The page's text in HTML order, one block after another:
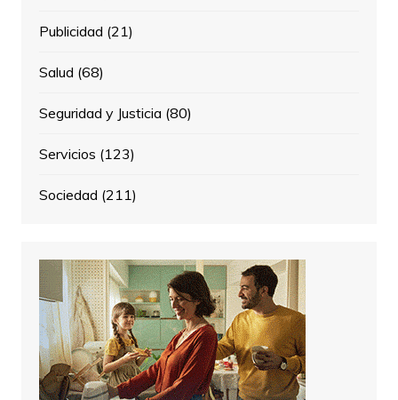
Publicidad (21)
Salud (68)
Seguridad y Justicia (80)
Servicios (123)
Sociedad (211)